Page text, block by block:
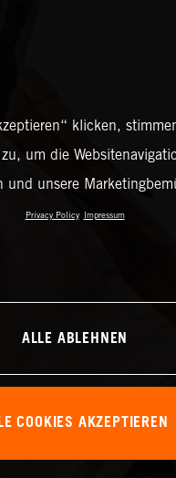
klicken,
um die
und unsere
Privacy Policy Impressum
ALLE ABLEHNEN
COOKIES AKZEPTIEREN